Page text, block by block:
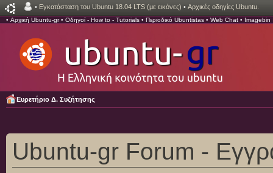
• Εγκατάσταση του Ubuntu 18.04 LTS (με εικόνες) • Αρχικές οδηγίες Ubuntu.
• Αρχική Ubuntu-gr• Οδηγοί - How to - Tutorials • Περιοδικό Ubuntistas • Web Chat • Imagebin
Ευρετήριο Δ. Συζήτησης
Ubuntu-gr Forum -